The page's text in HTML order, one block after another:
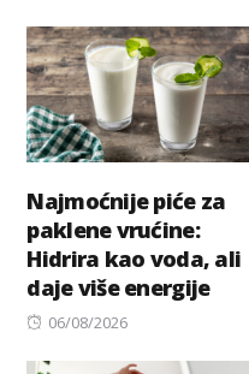
Najmoćnije piće za
paklene vrućine:
Hidrira kao voda, ali
daje više energije
Posted
06/08/2026